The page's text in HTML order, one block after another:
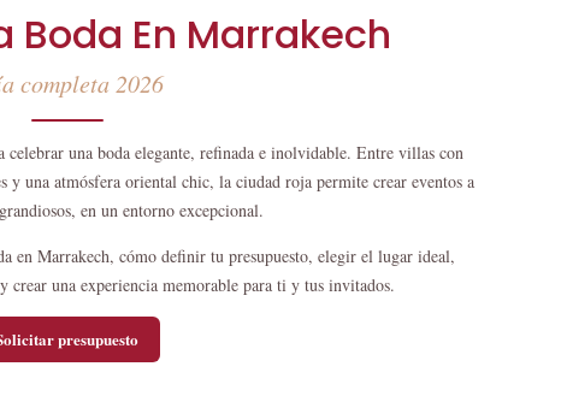
Boda En Marrakech
completa 2026
celebrar una boda elegante, refinada e inolvidable. Entre villas con
y una atmósfera oriental chic, la ciudad roja permite crear eventos a
en un entorno excepcional.
en Marrakech, cómo definir tu presupuesto, elegir el lugar ideal,
crear una experiencia memorable para ti y tus invitados.
presupuesto